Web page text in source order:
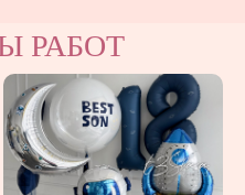
РАБОТ